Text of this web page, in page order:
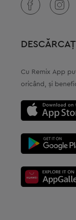
Cu Remix Аpp
oricând, și